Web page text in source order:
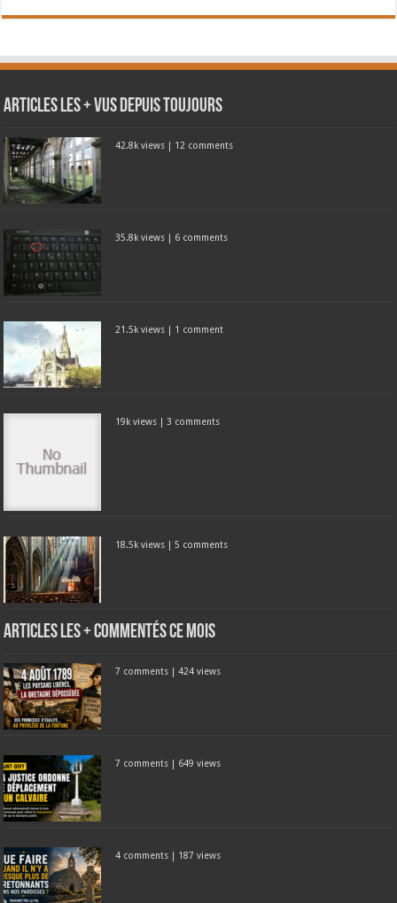
Articles les + vus depuis toujours
42.8k views | 12 comments
35.8k views | 6 comments
21.5k views | 1 comment
19k views | 3 comments
18.5k views |5 comments
Articles les + commentés ce mois
7 comments |424 views
7 comments | 649 views
4 comments | 187 views